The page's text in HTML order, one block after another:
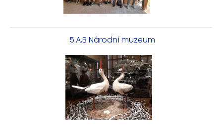
5.A,B Národní muzeum